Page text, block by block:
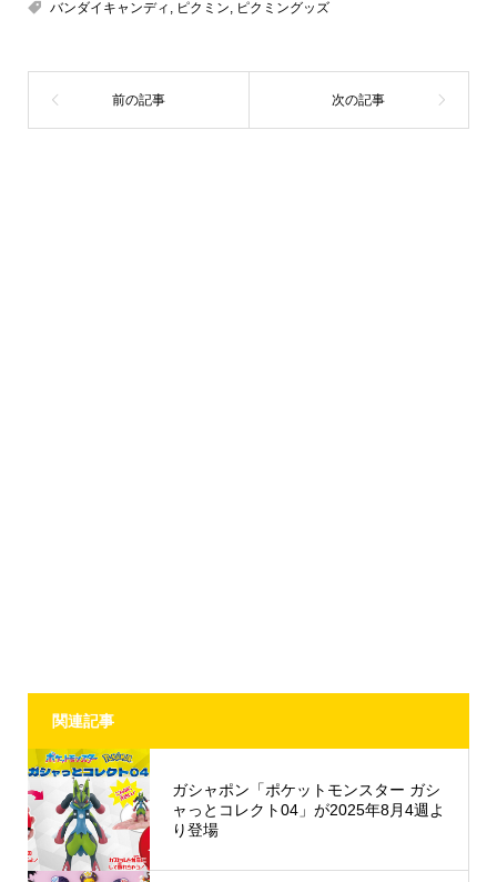
バンダイキャンディ , ピクミン, ピクミングッズ
関連記事
ガシャポン「ポケットモンスター ガシ
ャっとコレクト04」が2025年8月4週よ
り登場